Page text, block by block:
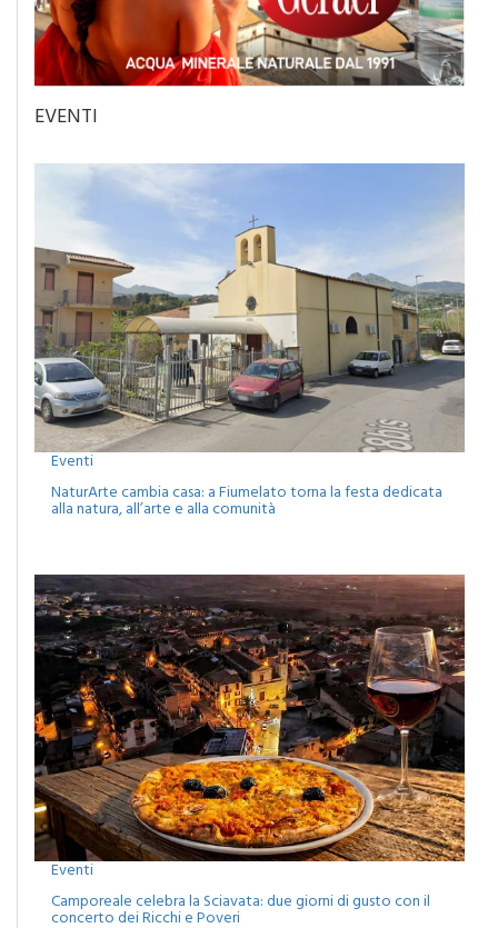
Eventi
NaturArte cambia casa: a Fiumelato torna la festa dedicata
Eventi